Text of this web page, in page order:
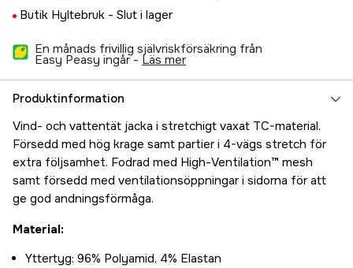
2 299 kr
2 299 kr
2 299 kr
Butik Hyltebruk - Slut i lager
En månads frivillig självriskförsäkring från
Easy Peasy ingår - läs mer
Produktinformation
Vind- och vattentät jacka i stretchigt vaxat TC-material.
Försedd med hög krage samt partier i 4-vägs stretch för
extra följsamhet. Fodrad med High-Ventilation™ mesh
samt försedd med ventilationsöppningar i sidorna för att
ge god andningsförmåga.
Material:
Yttertyg: 96% Polyamid, 4% Elastan